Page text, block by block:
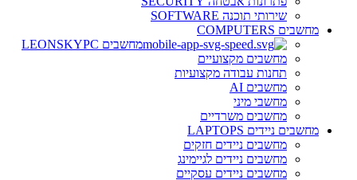
שירותי תוכנה SOFTWARE
מחשבים COMPUTERS
מחשבים LEONSKYPC
מחשבים מקצועיים
תחנות עבודה מקצועיות
מחשבים AI
מחשבי מיני
מחשבים משרדיים
מחשבים ניידים LAPTOPS
מחשבים ניידים חזקים
מחשבים ניידים לגיימינג
מחשבים ניידים עסקיים